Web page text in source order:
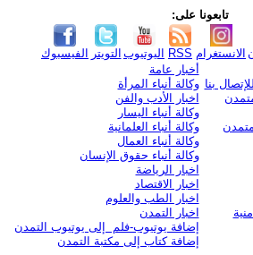
تابعونا على:
الفيسبوك التويتر اليوتيوب RSS الانستغرام
بنا
أخبار عامة
وكالة أنباء المرأة
اخبار الأدب والفن
وكالة أنباء اليسار
وكالة أنباء العلمانية
وكالة أنباء العمال
وكالة أنباء حقوق الإنسان
اخبار الرياضة
اخبار الاقتصاد
اخبار الطب والعلوم
اخبار التمدن
إضافة يوتيوب-فلم إلى يوتيوب التمدن
إضافة كتاب إلى مكتبة التمدن